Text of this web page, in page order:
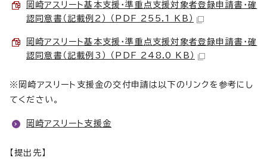
岡崎アスリート基本支援・準重点支援対象者登録申請書・確
認同意書（記載例2） （PDF 255.1 KB）
岡崎アスリート基本支援・準重点支援対象者登録申請書・確
認同意書（記載例3） （PDF 248.0 KB）
※岡崎アスリート支援金の交付申請は以下のリンクを参考にし
てください。
岡崎アスリート支援金
【提出先】